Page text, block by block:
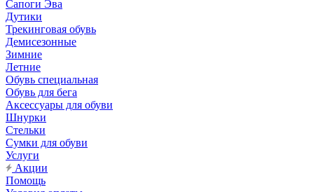
Сапоги Эва
Дутики
Трекинговая обувь
Демисезонные
Зимние
Летние
Обувь специальная
Обувь для бега
Аксессуары для обуви
Шнурки
Стельки
Сумки для обуви
Услуги
Акции
Помощь